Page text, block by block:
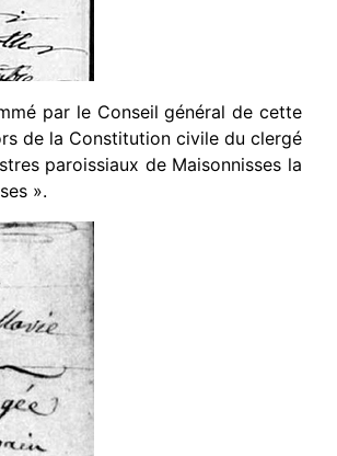
par le Conseil général de cette
de la Constitution civile du clergé
paroissiaux de Maisonnisses la
».